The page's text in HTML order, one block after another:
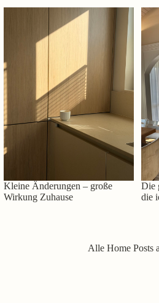
Kleine Änderungen – große
Wirkung Zuhause
Die
die
Alle Home Posts